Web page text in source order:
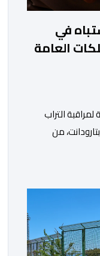
في
العامة
التراب
من
التواصل
[…]